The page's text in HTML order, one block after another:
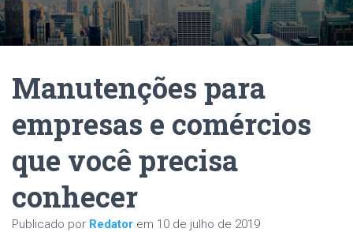
N
A
V
Manutenções para
empresas e comércios
que você precisa
conhecer
Publicado por Redator em 10 de julho de 2019